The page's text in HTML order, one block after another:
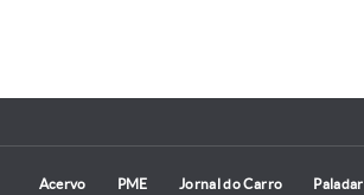
Acervo PME Jornal do Carro Paladar